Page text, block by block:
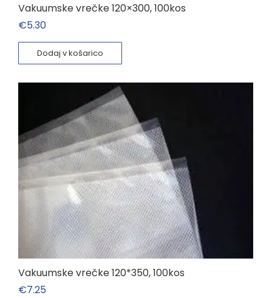
Vakuumske vrečke 120×300, 100kos
€5.30
Dodaj v košarico
Vakuumske vrečke 120*350, 100kos
€7.25